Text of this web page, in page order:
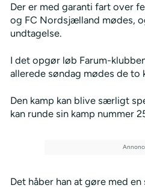
Der er med garanti fart over
og FC Nordsjælland mødes,
undtagelse.
I det opgør løb Farum-
allerede søndag mødes de to
Den kamp kan blive særligt
kan runde sin kamp nummer
Det håber han at gøre med en